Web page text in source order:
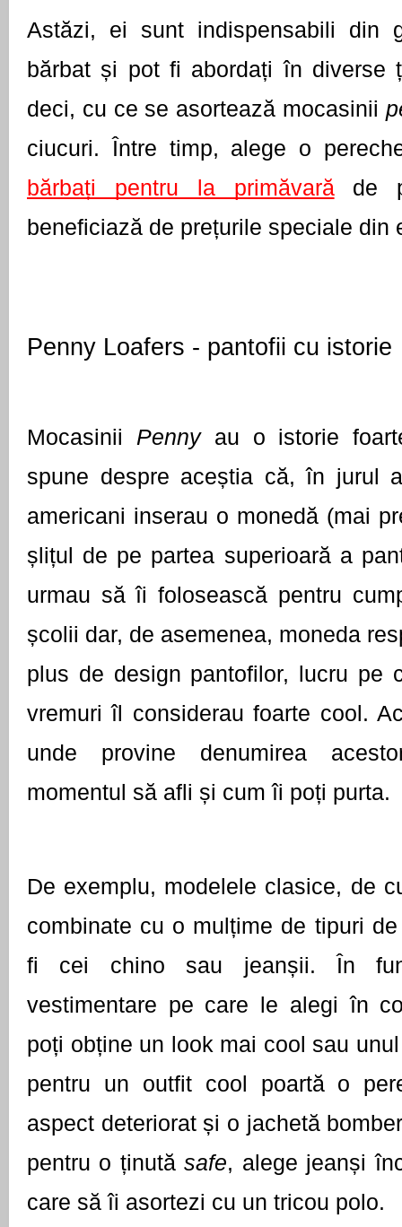
Astăzi, ei sunt indispensabili din
bărbat și pot fi abordați în diverse
deci, cu ce se asortează mocasinii
ciucuri. Între timp, alege o
bărbați pentru la primăvară de
beneficiază de prețurile speciale din
Penny Loafers - pantofii cu istorie
Mocasinii Penny au o istorie
spune despre aceștia că, în jurul
americani inserau o monedă (mai
șlițul de pe partea superioară a
urmau să îi folosească pentru
școlii dar, de asemenea, moneda
plus de design pantofilor, lucru pe
vremuri îl considerau foarte cool.
unde provine denumirea
momentul să afli și cum îi poți purta.
De exemplu, modelele clasice, de
combinate cu o mulțime de tipuri
fi cei chino sau jeanșii. În
vestimentare pe care le alegi în
poți obține un look mai cool sau
pentru un outfit cool poartă o
aspect deteriorat și o jachetă
pentru o ținută safe, alege jeanși
care să îi asortezi cu un tricou polo.